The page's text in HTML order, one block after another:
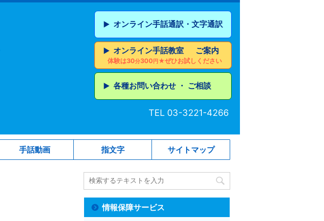
▶︎ オンライン手話通訳・文字通訳
▶︎ オンライン手話教室 ご案内
体験は30分300円★ぜひお試しください
▶︎ 各種お問い合わせ ・ ご相談
TEL 03-3221-4266
手話動画 指文字 サイトマップ
情報保障サービス